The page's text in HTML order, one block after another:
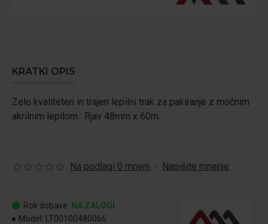
KRATKI OPIS
Zelo kvaliteten in trajen lepilni trak za pakiranje z močnim
akrilnim lepilom. Rjav 48mm x 60m..
Na podlagi 0 mnenj. - Napišite mnenje
Rok dobave: NA ZALOGI
Model:
LT00100480066